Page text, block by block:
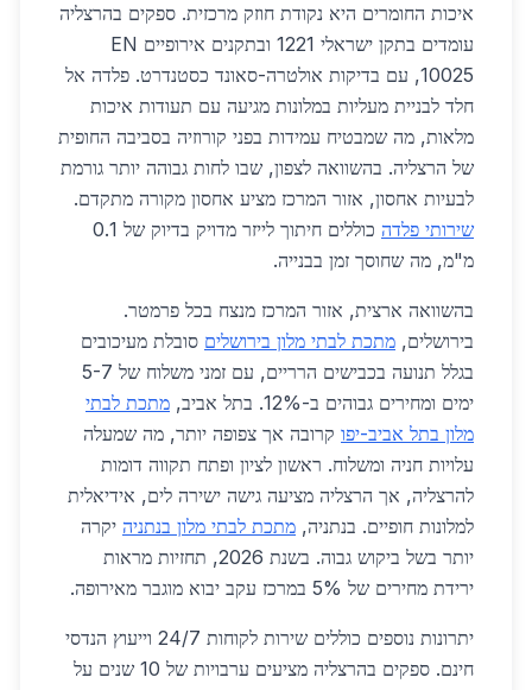
איכות החומרים היא נקודת חוזק מרכזית. ספקים בהרצליה
עומדים בתקן ישראלי 1221 ובתקנים אירופיים EN
10025, עם בדיקות אולטרה-סאונד כסטנדרט. פלדה אל
חלד לבניית מעליות במלונות מגיעה עם תעודות איכות
מלאות, מה שמבטיח עמידות בפני קורוזיה בסביבה החופית
של הרצליה. בהשוואה לצפון, שבו לחות גבוהה יותר גורמת
לבעיות אחסון, אזור המרכז מציע אחסון מקורה מתקדם.
שירותי פלדה
כוללים חיתוך לייזר מדויק בדיוק של 0.1
מ"מ, מה שחוסך זמן בבנייה.
בהשוואה ארצית, אזור המרכז מנצח בכל פרמטר.
בירושלים, מתכת לבתי מלון בירושלים סובלת מעיכובים
בגלל תנועה בכבישים הרריים, עם זמני משלוח של 5-7
ימים ומחירים גבוהים ב-12%. בתל אביב,
מתכת לבתי
מלון בתל אביב-יפו קרובה אך צפופה יותר, מה שמעלה
עלויות חניה ומשלוח. ראשון לציון ופתח תקווה דומות
להרצליה, אך הרצליה מציעה גישה ישירה לים, אידיאלית
למלונות חופיים. בנתניה, מתכת לבתי מלון בנתניה יקרה
יותר בשל ביקוש גבוה. בשנת 2026, תחזיות מראות
ירידת מחירים של 5% במרכז עקב יבוא מוגבר מאירופה.
יתרונות נוספים כוללים שירות לקוחות 24/7 וייעוץ הנדסי
חינם. ספקים בהרצליה מציעים ערבויות של 10 שנים על